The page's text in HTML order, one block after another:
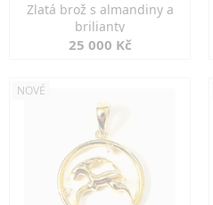
Zlatá brož s almandiny a
brilianty
25 000 Kč
NOVÉ